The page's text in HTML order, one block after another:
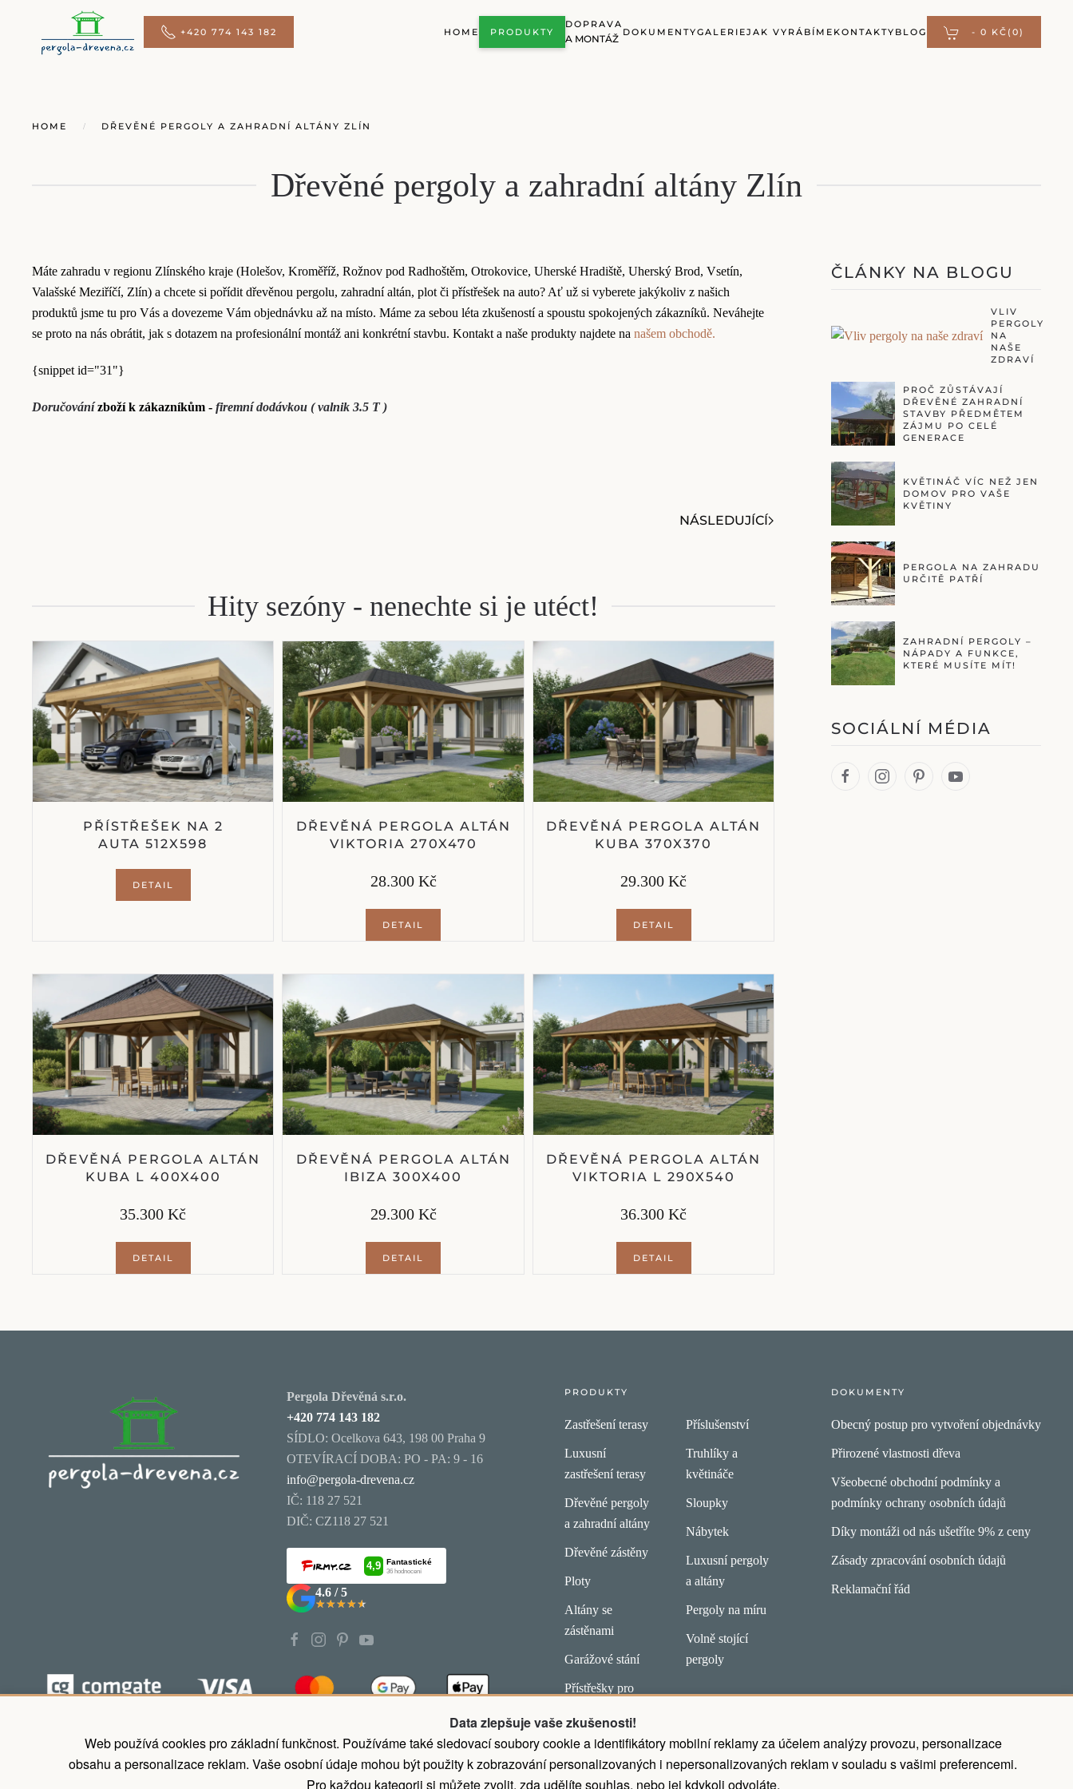
Data zlepšuje vaše zkušenosti!
Web používá cookies pro základní funkčnost. Používáme také sledovací soubory cookie a identifikátory mobilní reklamy za účelem analýzy provozu, personalizace
obsahu a personalizace reklam. Vaše osobní údaje mohou být použity k zobrazování personalizovaných i nepersonalizovaných reklam v souladu s vašimi preferencemi.
Pro každou kategorii si můžete zvolit, zda udělíte souhlas, nebo jej kdykoli odvoláte.
Přejít na hlavní obsah +420 774 143 182 HOME PRODUKTY
DOPRAVA
A MONTÁŽ
DOKUMENTYGALERIEJAK VYRÁBÍME KONTAKTY BLOG - 0 KČ (0)
HOME DŘEVĚNÉ PERGOLY A ZAHRADNÍ ALTÁNY ZLÍN
Dřevěné pergoly a zahradní altány Zlín
Máte zahradu v regionu Zlínského kraje (Holešov, Kroměříž, Rožnov pod Radhoštěm, Otrokovice, Uherské Hradiště, Uherský Brod, Vsetín,
Valašské Meziříčí, Zlín) a chcete si pořídit dřevěnou pergolu, zahradní altán, plot či přístřešek na auto? Ať už si vyberete jakýkoliv z našich
produktů jsme tu pro Vás a dovezeme Vám objednávku až na místo. Máme za sebou léta zkušeností a spoustu spokojených zákazníků. Neváhejte
se proto na nás obrátit, jak s dotazem na profesionální montáž ani konkrétní stavbu. Kontakt a naše produkty najdete na našem obchodě.
{snippet id="31"}
Doručovánízboží k zákazníkům - firemní dodávkou ( valnik 3.5 T )
NÁSLEDUJÍCÍ
Hity sezóny - nenechte si je utéct!
PŘÍSTŘEŠEK NA 2
AUTA 512X598
DETAIL
DŘEVĚNÁ PERGOLA ALTÁN
VIKTORIA 270X470
28.300 Kč
DETAIL
DŘEVĚNÁ PERGOLA ALTÁN
KUBA 370X370
29.300 Kč
DETAIL
DŘEVĚNÁ PERGOLA ALTÁN
KUBA L 400X400
35.300 Kč
DETAIL
DŘEVĚNÁ PERGOLA ALTÁN
IBIZA 300X400
29.300 Kč
DETAIL
DŘEVĚNÁ PERGOLA ALTÁN
VIKTORIA L 290X540
36.300 Kč
DETAIL
ČLÁNKY NA BLOGU
VLIV
PERGOLY
NA
NAŠE
ZDRAVÍ
PROČ ZŮSTÁVAJÍ
DŘEVĚNÉ ZAHRADNÍ
STAVBY PŘEDMĚTEM
ZÁJMU PO CELÉ
GENERACE
KVĚTINÁČ VÍC NEŽ JEN
DOMOV PRO VAŠE
KVĚTINY
PERGOLA NA ZAHRADU
URČITĚ PATŘÍ
ZAHRADNÍ PERGOLY –
NÁPADY A FUNKCE,
KTERÉ MUSÍTE MÍT!
SOCIÁLNÍ MÉDIA
Pergola Dřevěná s.r.o.
+420 774 143 182
SÍDLO: Ocelkova 643, 198 00 Praha 9
OTEVÍRACÍ DOBA: PO - PA: 9 - 16
info@pergola-drevena.cz
IČ: 118 27 521
DIČ: CZ118 27 521
4.6 / 5
★★★★★
★★★★★
Koupit nyní zaplatit později, odložené platby.
PRODUKTY
Zastřešení terasy
Luxusní
zastřešení terasy
Dřevěné pergoly
a zahradní altány
Dřevěné zástěny
Ploty
Altány se
zástěnami
Garážové stání
Přístřešky pro
Příslušenství
Truhlíky a
květináče
Sloupky
Nábytek
Luxusní pergoly
a altány
Pergoly na míru
Volně stojící
pergoly
DOKUMENTY
Obecný postup pro vytvoření objednávky
Přirozené vlastnosti dřeva
Všeobecné obchodní podmínky a
podmínky ochrany osobních údajů
Díky montáži od nás ušetříte 9% z ceny
Zásady zpracování osobních údajů
Reklamační řád